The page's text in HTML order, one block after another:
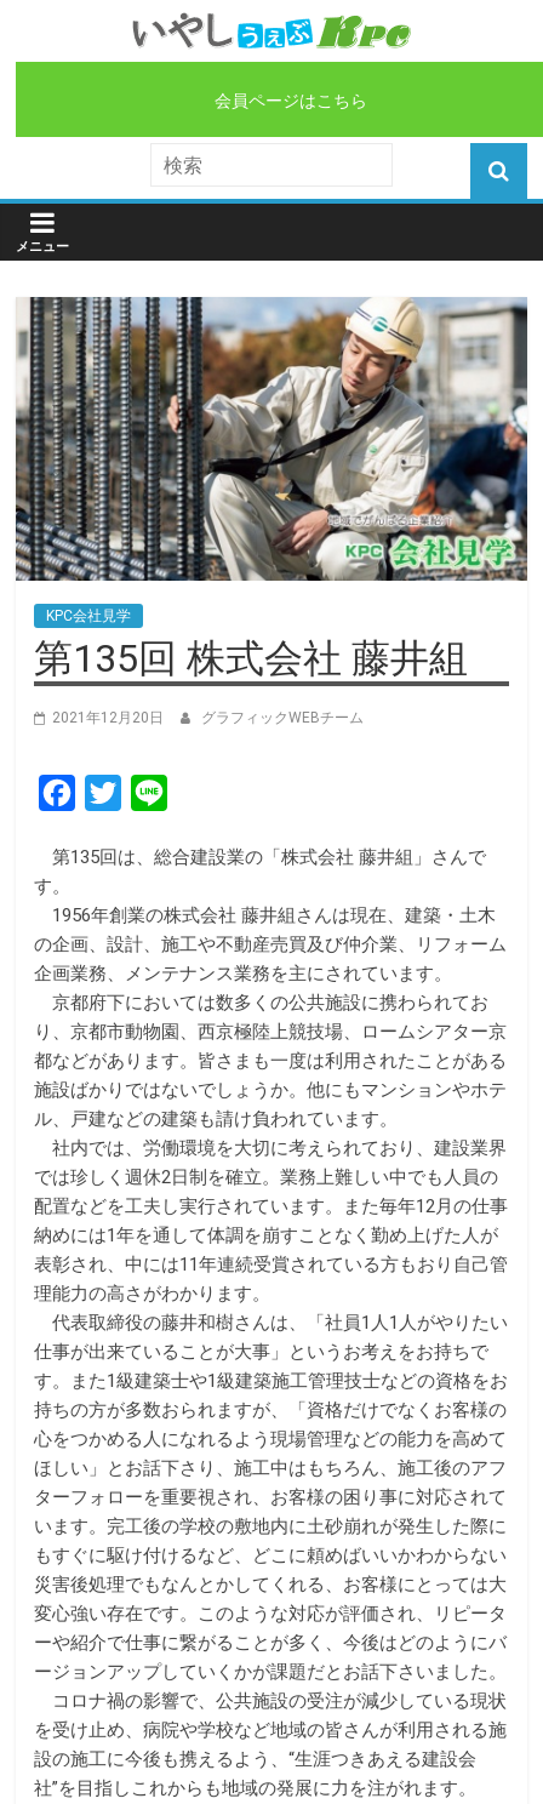
会員ページはこちら
KPC会社見学
第135回 株式会社 藤井組
2021年12月20日 グラフィックWEBチーム
c
b
o
o
k
T
i
t
t
e
r
n
e
第135回は、総合建設業の「株式会社 藤井組」さんで
す。
1956年創業の株式会社 藤井組さんは現在、建築・土木
の企画、設計、施工や不動産売買及び仲介業、リフォーム
企画業務、メンテナンス業務を主にされています。
京都府下においては数多くの公共施設に携わられてお
り、京都市動物園、西京極陸上競技場、ロームシアター京
都などがあります。皆さまも一度は利用されたことがある
施設ばかりではないでしょうか。他にもマンションやホテ
ル、戸建などの建築も請け負われています。
社内では、労働環境を大切に考えられており、建設業界
では珍しく週休2日制を確立。業務上難しい中でも人員の
配置などを工夫し実行されています。また毎年12月の仕事
納めには1年を通して体調を崩すことなく勤め上げた人が
表彰され、中には11年連続受賞されている方もおり自己管
理能力の高さがわかります。
代表取締役の藤井和樹さんは、「社員1人1人がやりたい
仕事が出来ていることが大事」というお考えをお持ちで
す。また1級建築士や1級建築施工管理技士などの資格をお
持ちの方が多数おられますが、「資格だけでなくお客様の
心をつかめる人になれるよう現場管理などの能力を高めて
ほしい」とお話下さり、施工中はもちろん、施工後のアフ
ターフォローを重要視され、お客様の困り事に対応されて
います。完工後の学校の敷地内に土砂崩れが発生した際に
もすぐに駆け付けるなど、どこに頼めばいいかわからない
災害後処理でもなんとかしてくれる、お客様にとっては大
変心強い存在です。このような対応が評価され、リピータ
ーや紹介で仕事に繋がることが多く、今後はどのようにバ
ージョンアップしていくかが課題だとお話下さいました。
コロナ禍の影響で、公共施設の受注が減少している現状
を受け止め、病院や学校など地域の皆さんが利用される施
設の施工に今後も携えるよう、“生涯つきあえる建設会
社”を目指しこれからも地域の発展に力を注がれます。